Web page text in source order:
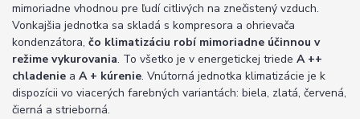
mimoriadne vhodnou pre ľudí citlivých na znečistený vzduch.
Vonkajšia jednotka sa skladá s kompresora a ohrievača
kondenzátora, čo klimatizáciu robí mimoriadne účinnou v
režime vykurovania. To všetko je v energetickej triede A ++
chladenie a A + kúrenie. Vnútorná jednotka klimatizácie je k
dispozícii vo viacerých farebných variantách: biela, zlatá, červená,
čierná a strieborná.